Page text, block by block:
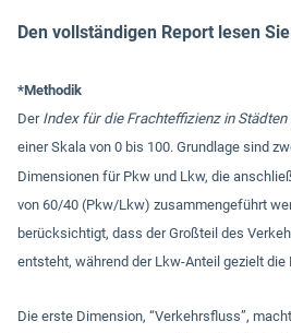
Den vollständigen Report lesen Sie
*Methodik
Der Index für die Frachteffizienz in Städten
einer Skala von 0 bis 100. Grundlage sind
Dimensionen für Pkw und Lkw, die
von 60/40 (Pkw/Lkw) zusammengeführt
berücksichtigt, dass der Großteil des
entsteht, während der Lkw-Anteil gezielt
Die erste Dimension, “Verkehrsfluss”,